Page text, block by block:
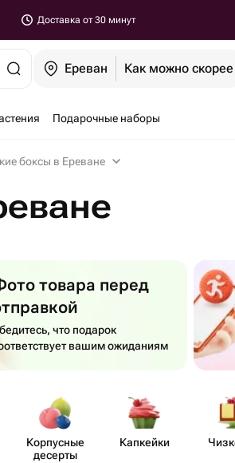
Доставка от 30 минут
Ереван Как можно скорее
Подарочные наборы
боксы в Ереване
товара перед
что подарок
вашим ожиданиям
Корпусные
десерты
Капкейки